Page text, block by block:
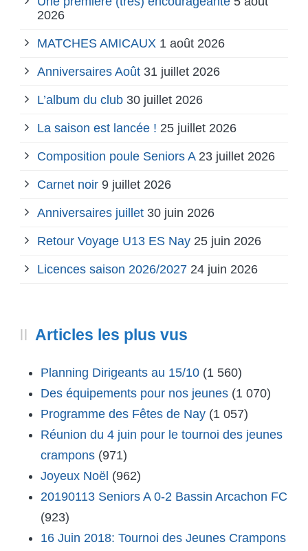
2026
MATCHES AMICAUX 1 août 2026
Anniversaires Août 31 juillet 2026
L’album du club 30 juillet 2026
La saison est lancée ! 25 juillet 2026
Composition poule Seniors A 23 juillet 2026
Carnet noir 9 juillet 2026
Anniversaires juillet 30 juin 2026
Retour Voyage U13 ES Nay 25 juin 2026
Licences saison 2026/2027 24 juin 2026
Articles les plus vus
Planning Dirigeants au 15/10 (1 560)
Des équipements pour nos jeunes (1 070)
Programme des Fêtes de Nay (1 057)
Réunion du 4 juin pour le tournoi des jeunes
crampons (971)
Joyeux Noël (962)
20190113 Seniors A 0-2 Bassin Arcachon FC
(923)
16 Juin 2018: Tournoi des Jeunes Crampons